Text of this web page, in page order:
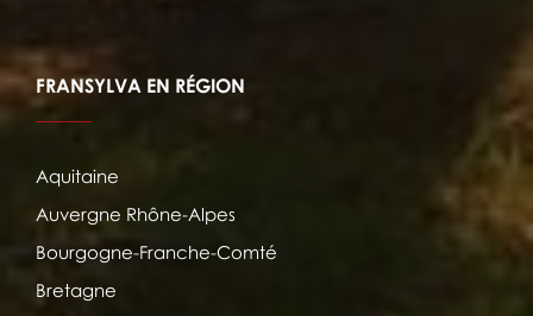
FRANSYLVA EN RÉGION
Aquitaine
Auvergne Rhône-Alpes
Bourgogne-Franche-Comté
Bretagne